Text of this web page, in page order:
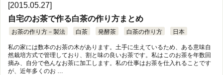
[2015.05.27]
自宅のお茶で作る白茶の作り方まとめ
お茶の作り方－製法 白茶 発酵茶 白茶の作り方 日本
私の家には数本のお茶の木があります。土手に生えているため、ある意味自
然栽培方式で管理しており、割と味の良いお茶です。私はこのお茶を年数回
摘み、自分で色んなお茶に加工します。私の仕事はお茶を仕入れることです
が、近年多くのお …